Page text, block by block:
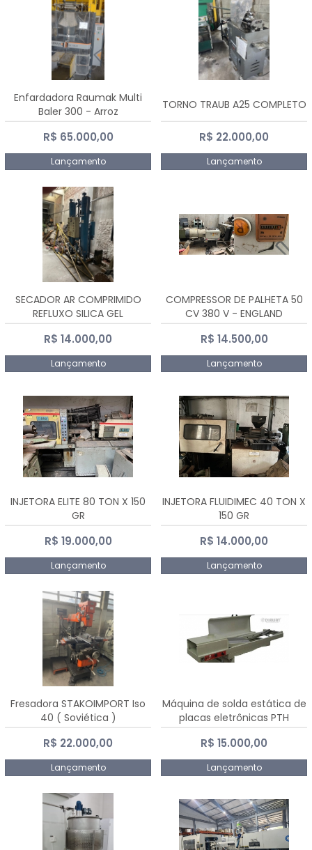
Enfardadora Raumak Multi
Baler 300 - Arroz
R$ 65.000,00
Lançamento
TORNO TRAUB A25 COMPLETO
R$ 22.000,00
Lançamento
SECADOR AR COMPRIMIDO
REFLUXO SILICA GEL
R$ 14.000,00
Lançamento
COMPRESSOR DE PALHETA 50
CV 380 V - ENGLAND
R$ 14.500,00
Lançamento
INJETORA ELITE 80 TON X 150
GR
R$ 19.000,00
Lançamento
INJETORA FLUIDIMEC 40 TON X
150 GR
R$ 14.000,00
Lançamento
Fresadora STAKOIMPORT Iso
40 ( Soviética )
R$ 22.000,00
Lançamento
Máquina de solda estática de
placas eletrônicas PTH
DIALSAT
R$ 15.000,00
Lançamento